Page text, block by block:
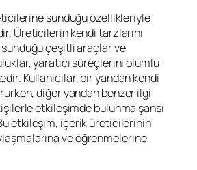
sunduğu özellikleriyle
Üreticilerin kendi tarzlarını
çeşitli araçlar ve
yaratıcı süreçlerini olumlu
Kullanıcılar, bir yandan kendi
diğer yandan benzer ilgi
etkileşimde bulunma şansı
etkileşim, içerik üreticilerinin
ve öğrenmelerine